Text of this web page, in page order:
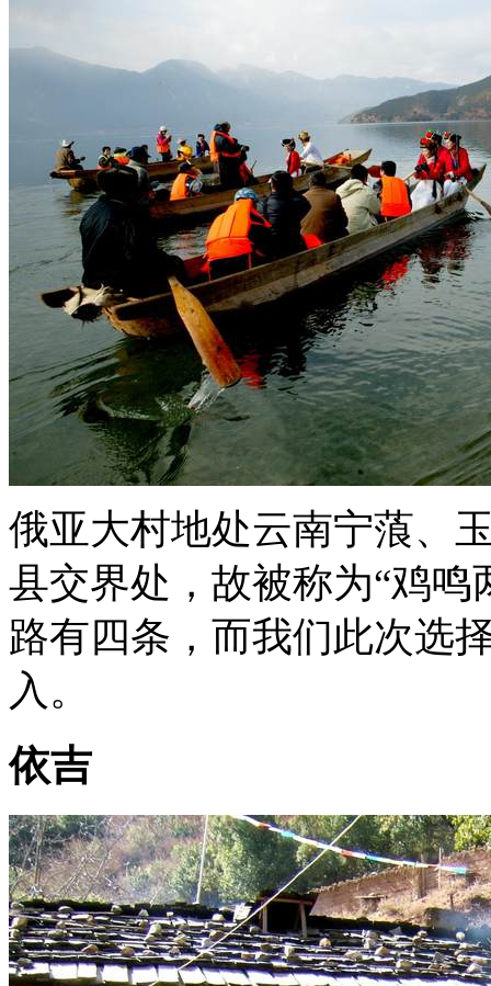
俄亚大村地处云南宁蒗、
县交界处，故被称为“鸡
路有四条，而我们此次选
入。
依吉